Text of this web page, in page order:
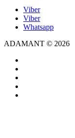
Viber
Viber
Whatsapp
ADAMANT © 2026